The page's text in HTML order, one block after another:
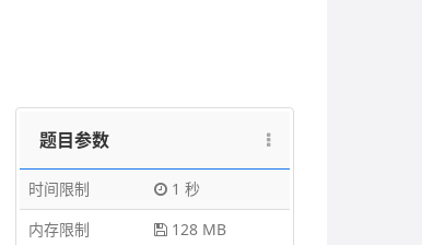
题目参数
时间限制
1 秒
内存限制
128 MB